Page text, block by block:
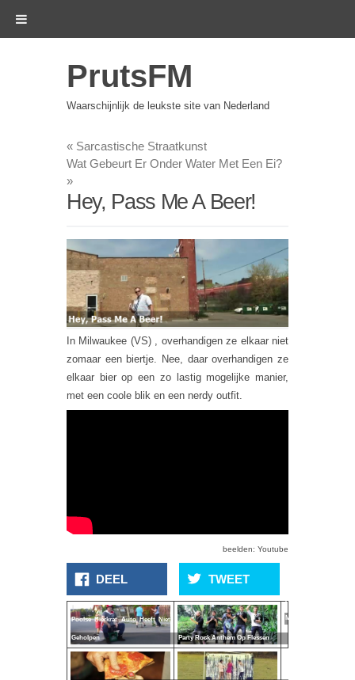
PrutsFM
Waarschijnlijk de leukste site van Nederland
« Sarcastische Straatkunst
Wat Gebeurt Er Onder Water Met Een Ei?
»
Hey, Pass Me A Beer!
In Milwaukee (VS) , overhandigen ze elkaar niet
zomaar een biertje. Nee, daar overhandigen ze
elkaar bier op een zo lastig mogelijke manier,
met een coole blik en een nerdy outfit.
beelden: Youtube
DEEL TWEET
Poolse Bierkrat Auto Heeft Niet
Geholpen Party Rock Anthem Op Flessen
Angela
Merkel